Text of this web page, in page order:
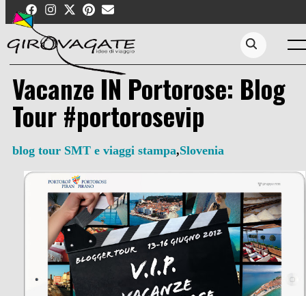
content
Search...
Vacanze IN Portorose: Blog
Tour #portorosevip
blog tour SMT e viaggi stampa,Slovenia